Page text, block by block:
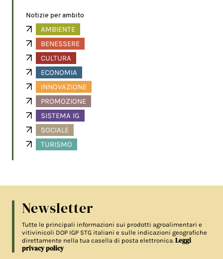
Notizie per ambito
AMBIENTE
BENESSERE
CULTURA
ECONOMIA
INNOVAZIONE
PROMOZIONE
SISTEMA IG
SOCIALE
TURISMO
Newsletter
Tutte le principali informazioni sui prodotti agroalimentari e
vitivinicoli DOP IGP STG italiani e sulle indicazioni geografiche
direttamente nella tua casella di posta elettronica.Leggi
privacy policy